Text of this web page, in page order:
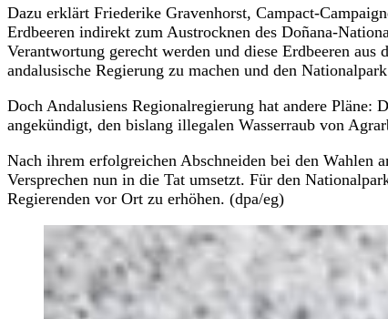
Dazu erklärt Friederike Gravenhorst, Campact-
Erdbeeren indirekt zum Austrocknen des Doñana-
Verantwortung gerecht werden und diese Erdbeeren
andalusische Regierung zu machen und den
Doch Andalusiens Regionalregierung hat andere
angekündigt, den bislang illegalen Wasserraub von
Nach ihrem erfolgreichen Abschneiden bei den Wahlen
Versprechen nun in die Tat umsetzt. Für den
Regierenden vor Ort zu erhöhen. (dpa/eg)